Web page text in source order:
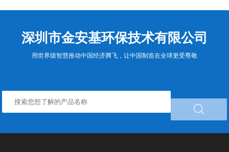
深圳市金安基环保技术有限公司
用世界级智慧推动中国经济腾飞，让中国制造在全球更受尊敬
